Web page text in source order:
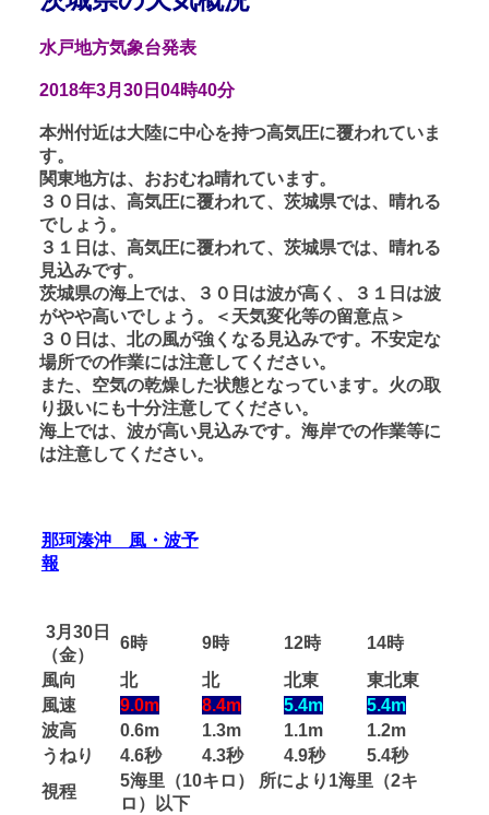
水戸地方気象台発表
2018年3月30日04時40分
本州付近は大陸に中心を持つ高気圧に覆われていま
す。
関東地方は、おおむね晴れています。
３０日は、高気圧に覆われて、茨城県では、晴れる
でしょう。
３１日は、高気圧に覆われて、茨城県では、晴れる
見込みです。
茨城県の海上では、３０日は波が高く、３１日は波
がやや高いでしょう。＜天気変化等の留意点＞
３０日は、北の風が強くなる見込みです。不安定な
場所での作業には注意してください。
また、空気の乾燥した状態となっています。火の取
り扱いにも十分注意してください。
海上では、波が高い見込みです。海岸での作業等に
は注意してください。
那珂湊沖 風・波予
報
3月30日
（金）
6時 9時 12時
14時
風向
北 北 北東
東北東
風速
9.0m 8.4m 5.4m
5.4m
波高
0.6m 1.3m 1.1m
1.2m
うねり
4.6秒 4.3秒 4.9秒
5.4秒
視程
5海里（10キロ） 所により1海里（2キ
ロ）以下